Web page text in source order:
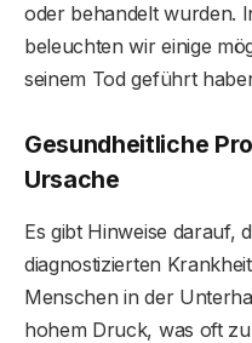
oder behandelt wurden.
beleuchten wir einige
seinem Tod geführt
Gesundheitliche
Ursache
Es gibt Hinweise darauf,
diagnostizierten
Menschen in der
hohem Druck, was oft